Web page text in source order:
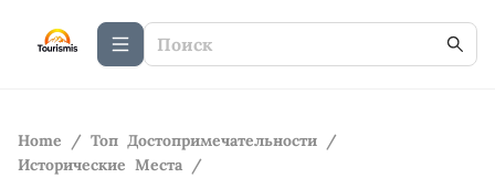
Home / Топ Достопримечательности /
Исторические Места /